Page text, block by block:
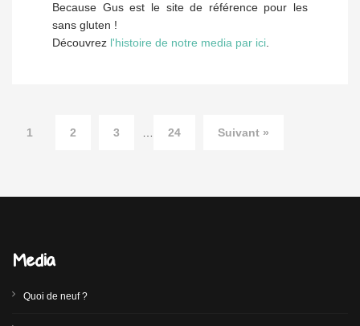
Because Gus est le site de référence pour les
sans gluten !
Découvrez l'histoire de notre media par ici
1 2 3 24 Suivant »
Media
Quoi de neuf ?